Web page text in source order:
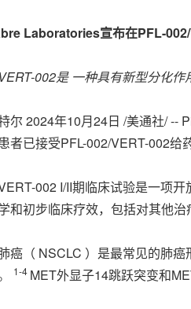
Laboratories宣布在PFL-
002是 一种具有新型分化
尔 2024年10月24日 /美通社/ --
者已接受PFL-002/VERT-002给
002 I/II期临床试验是一项
和初步临床疗效，包括对其他治
癌（ NSCLC ）是最常见的肺
1-4 MET外显子14跳跃突变和